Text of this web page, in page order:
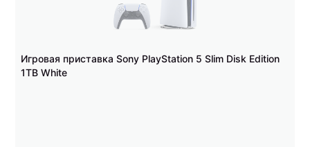
Игровая приставка Sony PlayStation 5 Slim Disk Edition
1TB White